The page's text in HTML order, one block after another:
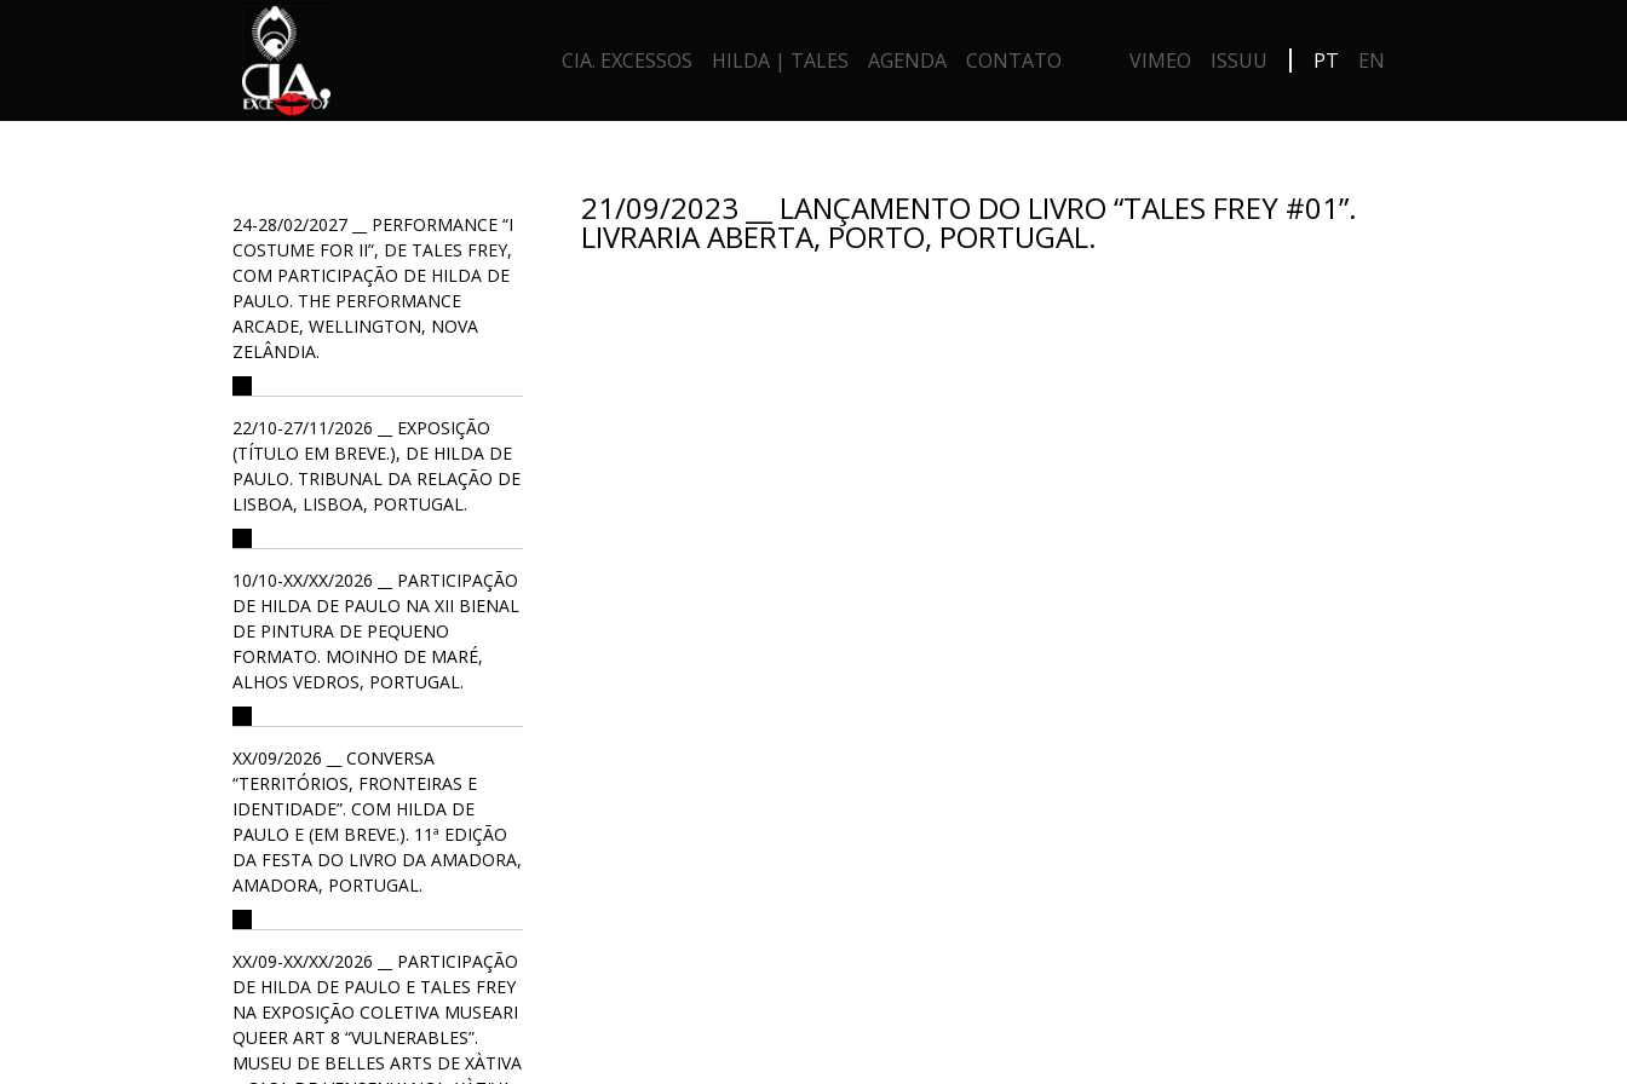
PT EN
VIMEO ISSUU
CIA. EXCESSOS HILDA | TALES AGENDA CONTATO
21/09/2023 __ LANÇAMENTO DO LIVRO “TALES FREY #01”.
LIVRARIA ABERTA, PORTO, PORTUGAL.
24-28/02/2027 __ PERFORMANCE “I
COSTUME FOR II”, DE TALES FREY,
COM PARTICIPAÇÃO DE HILDA DE
PAULO. THE PERFORMANCE
ARCADE, WELLINGTON, NOVA
ZELÂNDIA.
22/10-27/11/2026 __ EXPOSIÇÃO
(TÍTULO EM BREVE.), DE HILDA DE
PAULO. TRIBUNAL DA RELAÇÃO DE
LISBOA, LISBOA, PORTUGAL.
10/10-XX/XX/2026 __ PARTICIPAÇÃO
DE HILDA DE PAULO NA XII BIENAL
DE PINTURA DE PEQUENO
FORMATO. MOINHO DE MARÉ,
ALHOS VEDROS, PORTUGAL.
XX/09/2026 __ CONVERSA
“TERRITÓRIOS, FRONTEIRAS E
IDENTIDADE”. COM HILDA DE
PAULO E (EM BREVE.). 11ª EDIÇÃO
DA FESTA DO LIVRO DA AMADORA,
AMADORA, PORTUGAL.
XX/09-XX/XX/2026 __ PARTICIPAÇÃO
DE HILDA DE PAULO E TALES FREY
NA EXPOSIÇÃO COLETIVA MUSEARI
QUEER ART 8 “VULNERABLES”.
MUSEU DE BELLES ARTS DE XÀTIVA